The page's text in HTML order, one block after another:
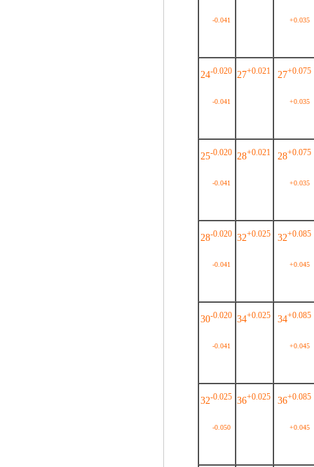
-0.041 +0.035
24-0.020
-0.041
27+0.021 27+0.075
+0.035
25-0.020
-0.041
28+0.021 28+0.075
+0.035
28-0.020
-0.041
32+0.025 32+0.085
+0.045
30-0.020
-0.041
34+0.025 34+0.085
+0.045
32-0.025
-0.050
36+0.025 36+0.085
+0.045